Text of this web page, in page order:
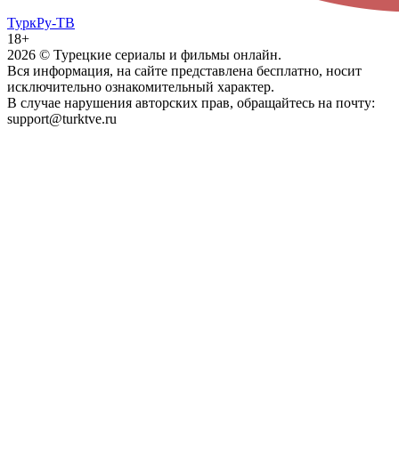
ТуркРу-ТВ
18+
2026 © Турецкие сериалы и фильмы онлайн.
Вся информация, на сайте представлена бесплатно, носит
исключительно ознакомительный характер.
В случае нарушения авторских прав, обращайтесь на почту:
support@turktve.ru